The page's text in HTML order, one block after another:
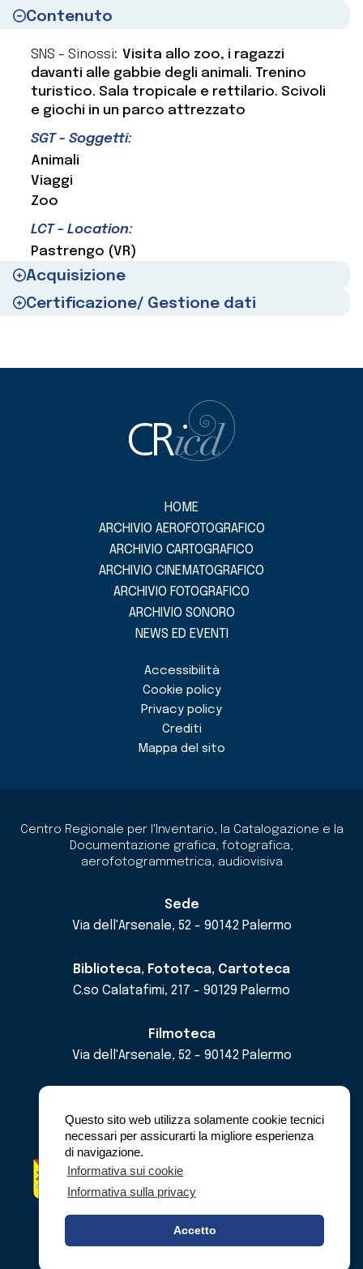
Questo sito web utilizza solamente cookie tecnici
necessari per assicurarti la migliore esperienza
di navigazione.
Informativa sui cookie
Informativa sulla privacy
Accetto
Contenuto
SNS - Sinossi: Visita allo zoo, i ragazzi
davanti alle gabbie degli animali. Trenino
turistico. Sala tropicale e rettilario. Scivoli
e giochi in un parco attrezzato
SGT - Soggetti:
Animali
Viaggi
Zoo
LCT - Location:
Pastrengo (VR)
Acquisizione
Certificazione/ Gestione dati
HOME
ARCHIVIO AEROFOTOGRAFICO
ARCHIVIO CARTOGRAFICO
ARCHIVIO CINEMATOGRAFICO
ARCHIVIO FOTOGRAFICO
ARCHIVIO SONORO
NEWS ED EVENTI
Accessibilità
Cookie policy
Privacy policy
Crediti
Mappa del sito
Centro Regionale per l'Inventario, la Catalogazione e la
Documentazione grafica, fotografica,
aerofotogrammetrica, audiovisiva
Sede
Via dell'Arsenale, 52 - 90142 Palermo
Biblioteca, Fototeca, Cartoteca
C.so Calatafimi, 217 - 90129 Palermo
Filmoteca
Via dell'Arsenale, 52 - 90142 Palermo
pec cricdsicilia@pec.it
© Copyright 2023 - C.R.I.C.D.
Regione Siciliana - Assessorato dei Beni
Dipartimento dei Beni Culturali e dell'Identità
Siciliana